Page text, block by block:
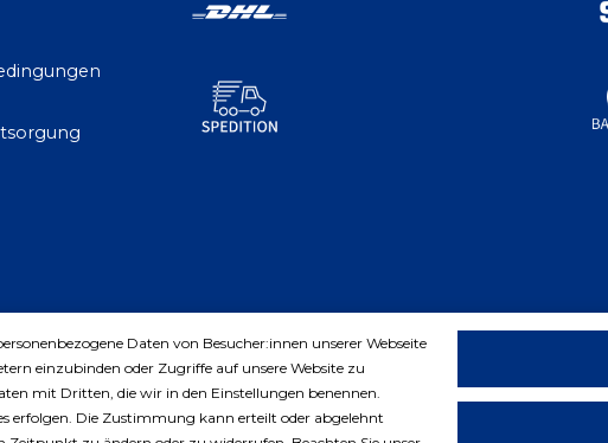
Daten von Besucher:innen unserer Webseite
einzubinden oder Zugriffe auf unsere Website zu
mit Dritten, die wir in den Einstellungen benennen.
erfolgen. Die Zustimmung kann erteilt oder abgelehnt